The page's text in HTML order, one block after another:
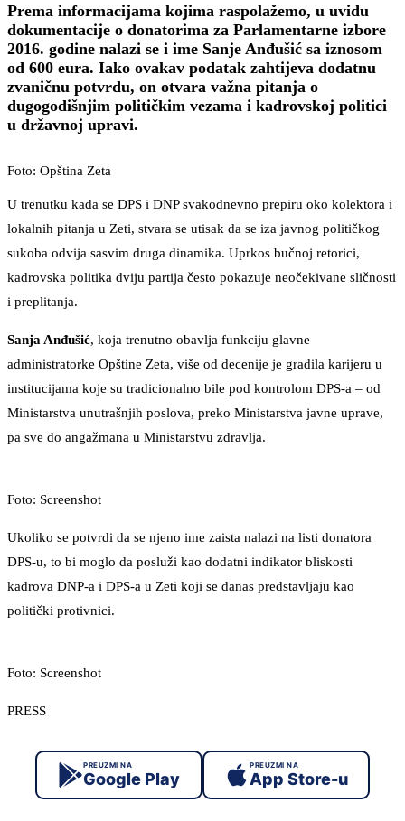
Prema informacijama kojima raspolažemo, u uvidu
dokumentacije o donatorima za Parlamentarne izbore
2016. godine nalazi se i ime Sanje Anđušić sa iznosom
od 600 eura. Iako ovakav podatak zahtijeva dodatnu
zvaničnu potvrdu, on otvara važna pitanja o
dugogodišnjim političkim vezama i kadrovskoj politici
u državnoj upravi.
Foto: Opština Zeta
U trenutku kada se DPS i DNP svakodnevno prepiru oko kolektora i
lokalnih pitanja u Zeti, stvara se utisak da se iza javnog političkog
sukoba odvija sasvim druga dinamika. Uprkos bučnoj retorici,
kadrovska politika dviju partija često pokazuje neočekivane sličnosti
i preplitanja.
Sanja Anđušić, koja trenutno obavlja funkciju glavne
administratorke Opštine Zeta, više od decenije je gradila karijeru u
institucijama koje su tradicionalno bile pod kontrolom DPS-a – od
Ministarstva unutrašnjih poslova, preko Ministarstva javne uprave,
pa sve do angažmana u Ministarstvu zdravlja.
Foto: Screenshot
Ukoliko se potvrdi da se njeno ime zaista nalazi na listi donatora
DPS-u, to bi moglo da posluži kao dodatni indikator bliskosti
kadrova DNP-a i DPS-a u Zeti koji se danas predstavljaju kao
politički protivnici.
Foto: Screenshot
PRESS
PREUZMI NA
Google Play
PREUZMI NA
App Store-u